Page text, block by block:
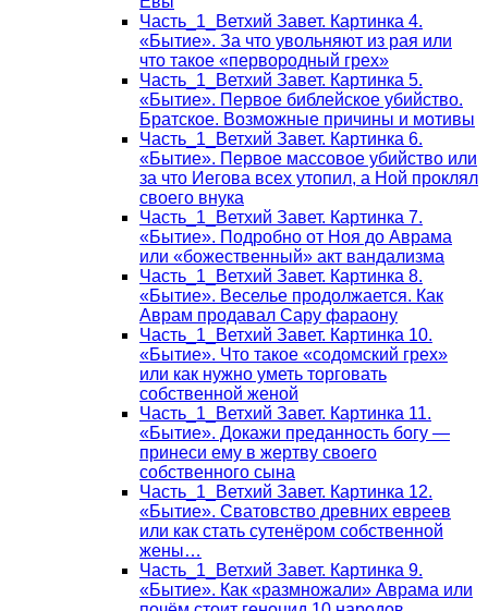
Часть_1_Ветхий Завет. Картинка 4.
«Бытие». За что увольняют из рая или
что такое «первородный грех»
Часть_1_Ветхий Завет. Картинка 5.
«Бытие». Первое библейское убийство.
Братское. Возможные причины и мотивы
Часть_1_Ветхий Завет. Картинка 6.
«Бытие». Первое массовое убийство или
за что Иегова всех утопил, а Ной проклял
своего внука
Часть_1_Ветхий Завет. Картинка 7.
«Бытие». Подробно от Ноя до Аврама
или «божественный» акт вандализма
Часть_1_Ветхий Завет. Картинка 8.
«Бытие». Веселье продолжается. Как
Аврам продавал Сару фараону
Часть_1_Ветхий Завет. Картинка 10.
«Бытие». Что такое «содомский грех»
или как нужно уметь торговать
собственной женой
Часть_1_Ветхий Завет. Картинка 11.
«Бытие». Докажи преданность богу —
принеси ему в жертву своего
собственного сына
Часть_1_Ветхий Завет. Картинка 12.
«Бытие». Сватовство древних евреев
или как стать сутенёром собственной
жены…
Часть_1_Ветхий Завет. Картинка 9.
«Бытие». Как «размножали» Аврама или